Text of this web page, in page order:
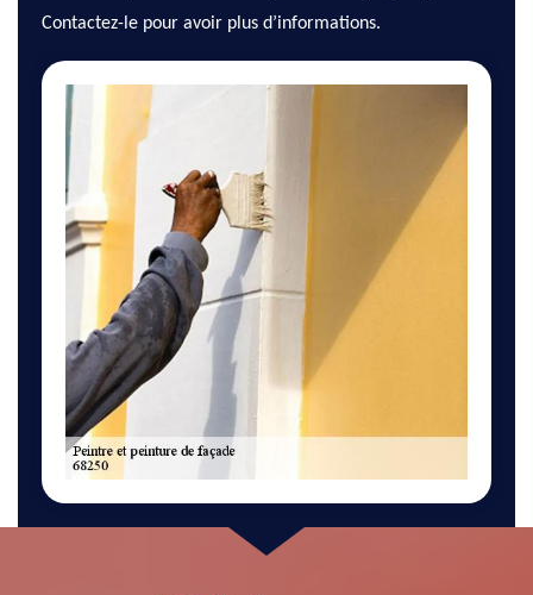
Contactez-le pour avoir plus d’informations.